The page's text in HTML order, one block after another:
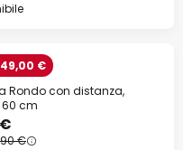
49,00 €
Rondo con distanza,
cm
€